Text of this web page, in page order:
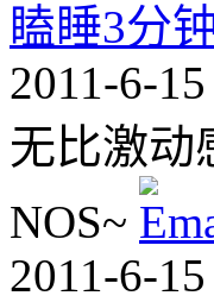
瞌睡3分
2011-6-
无比激
NOS~
2011-6-